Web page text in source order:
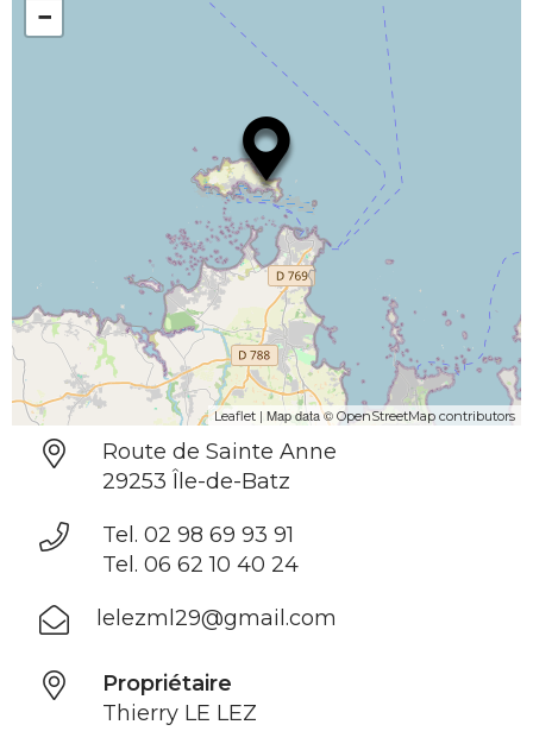
−
Leaflet | Map data © OpenStreetMap contributors
Route de Sainte Anne
29253 Île-de-Batz
Tel. 02 98 69 93 91
Tel. 06 62 10 40 24
lelezml29@gmail.com
Propriétaire
Thierry LE LEZ